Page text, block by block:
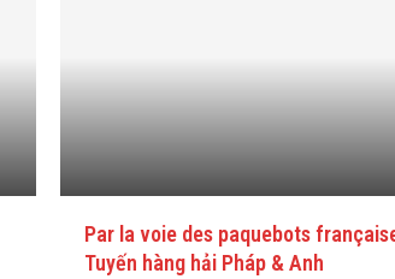
Par la voie des paquebots
Tuyến hàng hải Pháp & Anh